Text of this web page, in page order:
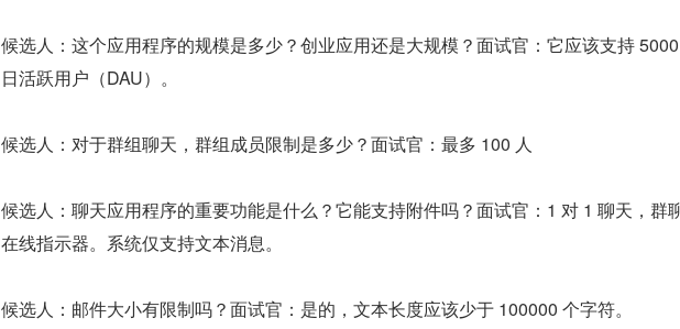
候选人：这个应用程序的规模是多少？创业应用还是大规模？面试官：它应该支持
日活跃用户（DAU）。
候选人：对于群组聊天，群组成员限制是多少？面试官：最多 100 人
候选人：聊天应用程序的重要功能是什么？它能支持附件吗？面试官：1 对 1 聊天，群
在线指示器。系统仅支持文本消息。
候选人：邮件大小有限制吗？面试官：是的，文本长度应该少于 100000 个字符。